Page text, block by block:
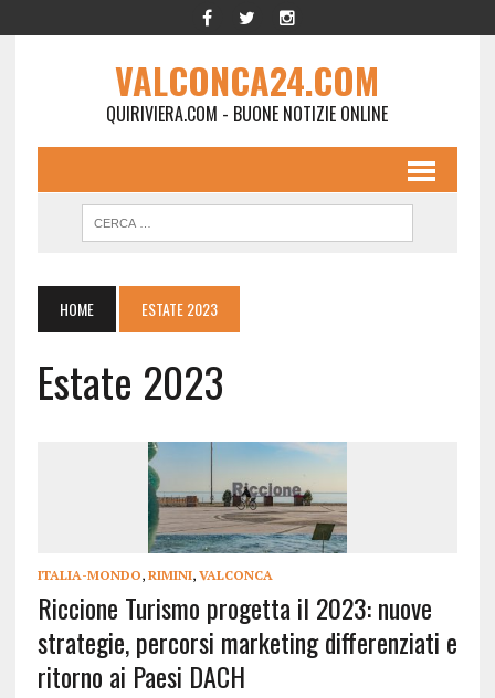
VALCONCA24.COM
QUIRIVIERA.COM - BUONE NOTIZIE ONLINE
HOME ESTATE 2023
Estate 2023
ITALIA-MONDO, RIMINI, VALCONCA
Riccione Turismo progetta il 2023: nuove
strategie, percorsi marketing differenziati e
ritorno ai Paesi DACH